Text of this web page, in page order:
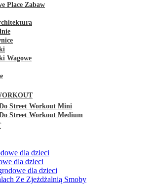
Place Zabaw
Wagowe
Street Workout Mini
Street Workout Medium
dla dzieci
dla dzieci
dla dzieci
Ze Zjeżdżalnią Smoby